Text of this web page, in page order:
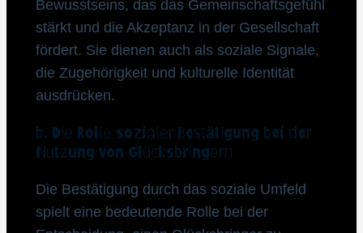
Bewusstseins, das das Gemeinschaftsgefühl
stärkt und die Akzeptanz in der Gesellschaft
fördert. Sie dienen auch als soziale Signale,
die Zugehörigkeit und kulturelle Identität
ausdrücken.
b. Die Rolle sozialer Bestätigung bei der
Nutzung von Glücksbringern
Die Bestätigung durch das soziale Umfeld
spielt eine bedeutende Rolle bei der